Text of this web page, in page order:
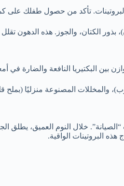
تأكد من حصول طفلك على
بذور الكتان، والجوز. هذه الدهون
بين البكتيريا النافعة والضارة
والمخللات المصنوعة منزليًا (بملح
البروتينات الواقية.